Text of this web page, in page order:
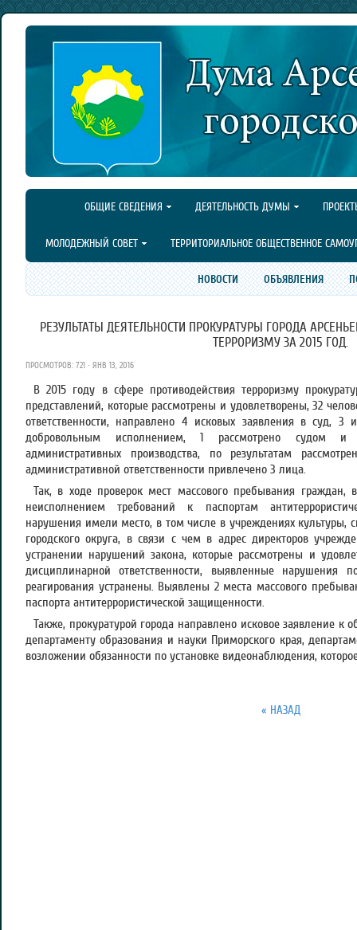
ОБЩИЕ СВЕДЕНИЯ ДЕЯТЕЛЬНОСТЬ ДУМЫ
МОЛОДЕЖНЫЙ СОВЕТ ТЕРРИТОРИАЛЬНОЕ ОБЩЕСТВЕННОЕ
НОВОСТИ ОБЪЯВЛЕНИЯ
РЕЗУЛЬТАТЫ ДЕЯТЕЛЬНОСТИ ПРОКУРАТУРЫ ГОРОДА
ТЕРРОРИЗМУ ЗА 2015 ГОД.
ПРОСМОТРОВ: 721 · ЯНВ 13, 2016
В 2015 году в сфере противодействия терроризму
представлений, которые рассмотрены и удовлетворены, 32
ответственности, направлено 4 исковых заявления в суд,
добровольным исполнением, 1 рассмотрено судом и
административных производства, по результатам
административной ответственности привлечено 3 лица.
Так, в ходе проверок мест массового пребывания
неисполнением требований к паспортам
нарушения имели место, в том числе в учреждениях культуры,
городского округа, в связи с чем в адрес директоров
устранении нарушений закона, которые рассмотрены и
дисциплинарной ответственности, выявленные нарушения
реагирования устранены. Выявлены 2 места массового
паспорта антитеррористической защищенности.
Также, прокуратурой города направлено исковое заявление к
департаменту образования и науки Приморского края,
возложении обязанности по установке видеонаблюдения,
« НАЗАД